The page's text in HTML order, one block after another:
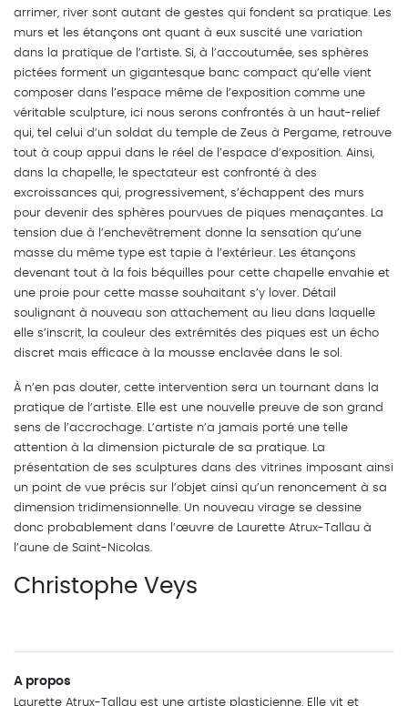
arrimer, river sont autant de gestes qui fondent sa pratique. Les
murs et les étançons ont quant à eux suscité une variation
dans la pratique de l’artiste. Si, à l’accoutumée, ses sphères
pictées forment un gigantesque banc compact qu’elle vient
composer dans l’espace même de l’exposition comme une
véritable sculpture, ici nous serons confrontés à un haut-relief
qui, tel celui d’un soldat du temple de Zeus à Pergame, retrouve
tout à coup appui dans le réel de l’espace d’exposition. Ainsi,
dans la chapelle, le spectateur est confronté à des
excroissances qui, progressivement, s’échappent des murs
pour devenir des sphères pourvues de piques menaçantes. La
tension due à l’enchevêtrement donne la sensation qu’une
masse du même type est tapie à l’extérieur. Les étançons
devenant tout à la fois béquilles pour cette chapelle envahie et
une proie pour cette masse souhaitant s’y lover. Détail
soulignant à nouveau son attachement au lieu dans laquelle
elle s’inscrit, la couleur des extrémités des piques est un écho
discret mais efficace à la mousse enclavée dans le sol.
À n’en pas douter, cette intervention sera un tournant dans la
pratique de l’artiste. Elle est une nouvelle preuve de son grand
sens de l’accrochage. L’artiste n’a jamais porté une telle
attention à la dimension picturale de sa pratique. La
présentation de ses sculptures dans des vitrines imposant ainsi
un point de vue précis sur l’objet ainsi qu’un renoncement à sa
dimension tridimensionnelle. Un nouveau virage se dessine
donc probablement dans l’œuvre de Laurette Atrux-Tallau à
l’aune de Saint-Nicolas.
Christophe Veys
A propos
Laurette Atrux-Tallau est une artiste plasticienne. Elle vit et